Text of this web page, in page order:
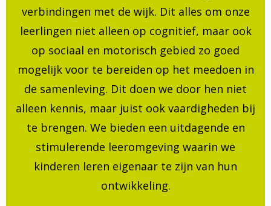
verbindingen met de wijk. Dit alles om onze
leerlingen niet alleen op cognitief, maar ook
op sociaal en motorisch gebied zo goed
mogelijk voor te bereiden op het meedoen in
de samenleving. Dit doen we door hen niet
alleen kennis, maar juist ook vaardigheden bij
te brengen. We bieden een uitdagende en
stimulerende leeromgeving waarin we
kinderen leren eigenaar te zijn van hun
ontwikkeling.